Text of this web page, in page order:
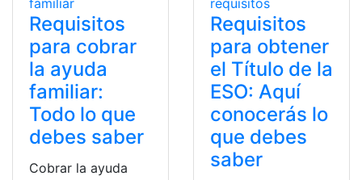
Requisitos
para cobrar
la ayuda
familiar:
Todo lo que
debes saber
Cobrar la ayuda
Requisitos
para obtener
el Título de la
ESO: Aquí
conocerás lo
que debes
saber